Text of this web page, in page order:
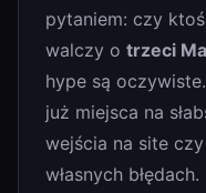
pytaniem: czy
walczy o trzeci
hype są
już miejsca na
wejścia na site
własnych błędach.